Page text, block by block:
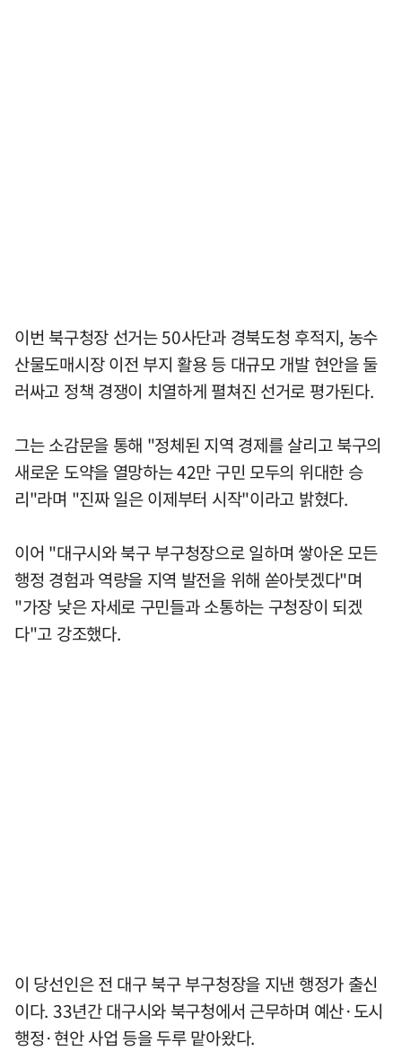
이번 북구청장 선거는 50사단과 경북도청 후적지, 농수
산물도매시장 이전 부지 활용 등 대규모 개발 현안을 둘
러싸고 정책 경쟁이 치열하게 펼쳐진 선거로 평가된다.
그는 소감문을 통해 "정체된 지역 경제를 살리고 북구의
새로운 도약을 열망하는 42만 구민 모두의 위대한 승
리"라며 "진짜 일은 이제부터 시작"이라고 밝혔다.
이어 "대구시와 북구 부구청장으로 일하며 쌓아온 모든
행정 경험과 역량을 지역 발전을 위해 쏟아붓겠다"며
"가장 낮은 자세로 구민들과 소통하는 구청장이 되겠
다"고 강조했다.
이 당선인은 전 대구 북구 부구청장을 지낸 행정가 출신
이다. 33년간 대구시와 북구청에서 근무하며 예산·도시
행정·현안 사업 등을 두루 맡아왔다.